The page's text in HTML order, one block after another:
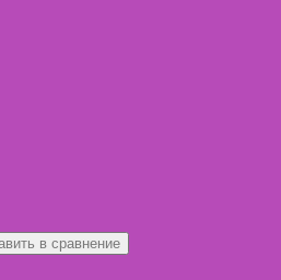
в сравнение